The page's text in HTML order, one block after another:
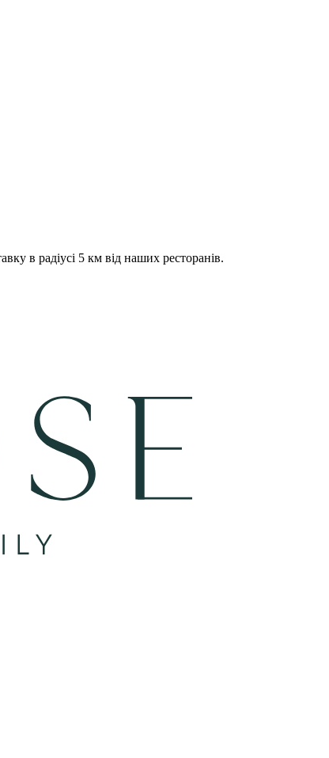
в радіусі 5 км від наших ресторанів.